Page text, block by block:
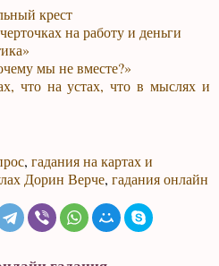
крест
на работу и деньги
мы не вместе?»
что на устах, что в мыслях и
,гадания на картах и
Дорин Верче,гадания онлайн